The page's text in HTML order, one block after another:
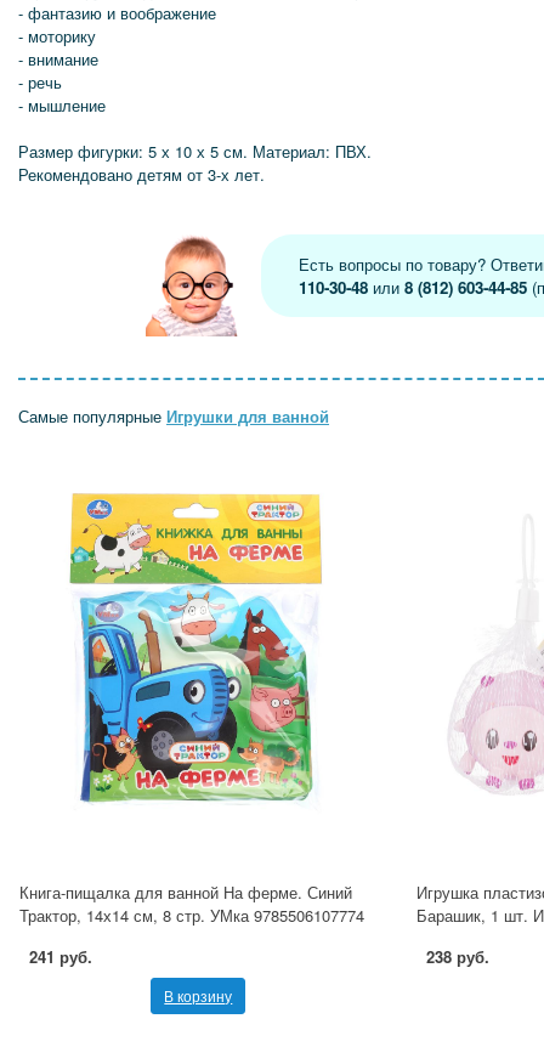
- фантазию и воображение
- моторику
- внимание
- речь
- мышление
Размер фигурки: 5 х 10 х 5 см. Материал: ПВХ.
Рекомендовано детям от 3-х лет.
Есть вопросы по товару?
110-30-48 или8 (812) 603-44-85
Самые популярные Игрушки для ванной
Книга-пищалка для ванной На ферме. Синий
Трактор, 14х14 см, 8 стр. УМка 9785506107774
241 руб.
В корзину
Игрушка
Барашик, 1 шт.
238 руб.